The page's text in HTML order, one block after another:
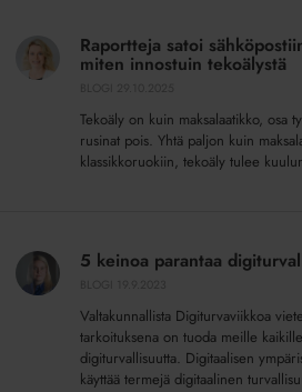
sähköpostiin Raportteja satoi
miten innostuin tekoälystä
Tekoäly on kuin maksalaatikko, osa
rusinat pois. Yhtä paljon kuin
klassikkoruokiin, tekoäly tulee
keinoa
parantaa
digiturvallisuutta
isännöinnissä
5 keinoa parantaa
Valtakunnallista Digiturvaviikkoa
tarkoituksena on tuoda meille
digiturvallisuutta. Digitaalisen
käyttää termejä digitaalinen